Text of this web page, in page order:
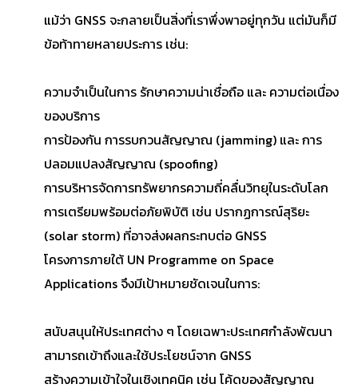
แม้ว่า GNSS จะกลายเป็นสิ่งที่เราพึ่งพาอยู่ทุกวัน แต่มันก็มี
ข้อท้าทายหลายประการ เช่น:
ความจำเป็นในการ รักษาความน่าเชื่อถือ และ ความต่อเนื่อง
ของบริการ
การป้องกัน การรบกวนสัญญาณ (jamming) และ การ
ปลอมแปลงสัญญาณ (spoofing)
การบริหารจัดการทรัพยากรความถี่คลื่นวิทยุในระดับโลก
การเตรียมพร้อมต่อภัยพิบัติ เช่น ปรากฏการณ์สุริยะ
(solar storm) ที่อาจส่งผลกระทบต่อ GNSS
โครงการภายใต้ UN Programme on Space
Applications จึงมีเป้าหมายชัดเจนในการ:
สนับสนุนให้ประเทศต่าง ๆ โดยเฉพาะประเทศกำลังพัฒนา
สามารถเข้าถึงและใช้ประโยชน์จาก GNSS
สร้างความเข้าใจในเชิงเทคนิค เช่น โค้ดของสัญญาณ